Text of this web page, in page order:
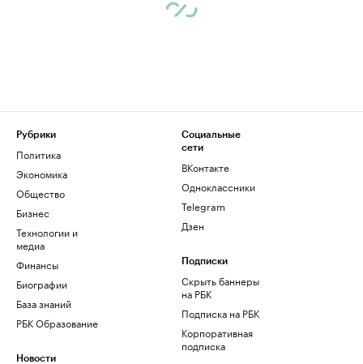
Рубрики
Политика
Экономика
Общество
Бизнес
Технологии и
медиа
Финансы
Биографии
База знаний
РБК Образование
Новости
Социальные
сети
ВКонтакте
Одноклассники
Telegram
Дзен
Подписки
Скрыть баннеры
на РБК
Подписка на РБК
Корпоративная
подписка